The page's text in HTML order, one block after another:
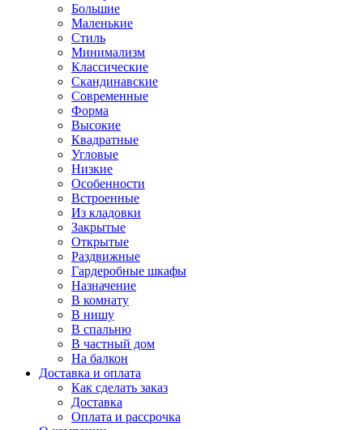
Большие
Маленькие
Стиль
Минимализм
Классические
Скандинавские
Современные
Форма
Высокие
Квадратные
Угловые
Низкие
Особенности
Встроенные
Из кладовки
Закрытые
Открытые
Раздвижные
Гардеробные шкафы
Назначение
В комнату
В нишу
В спальню
В частный дом
На балкон
Доставка и оплата
Как сделать заказ
Доставка
Оплата и рассрочка